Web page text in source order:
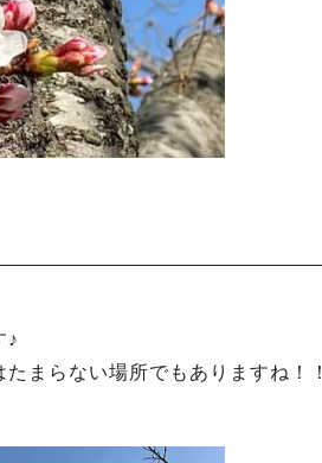
♪
まらない場所でもありますね！！